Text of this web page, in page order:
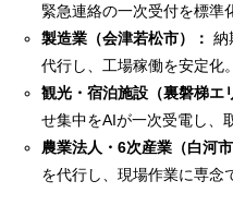
緊急連絡の一次受付を標準
製造業（会津若松市）： 納
代行し、工場稼働を安定化。
観光・宿泊施設（裏磐梯エ
せ集中をAIが一次受電し、
農業法人・6次産業（白河市
を代行し、現場作業に専念